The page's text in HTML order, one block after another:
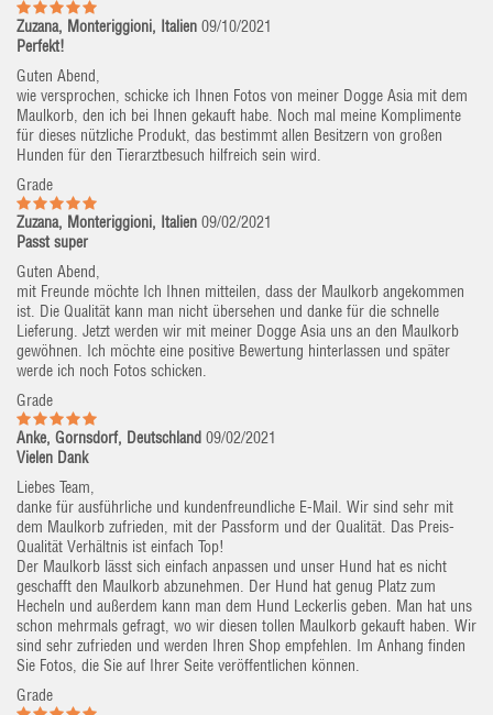
Zuzana, Monteriggioni, Italien 09/10/2021
Perfekt!
Guten Abend,
wie versprochen, schicke ich Ihnen Fotos von meiner Dogge Asia mit dem
Maulkorb, den ich bei Ihnen gekauft habe. Noch mal meine Komplimente
für dieses nützliche Produkt, das bestimmt allen Besitzern von großen
Hunden für den Tierarztbesuch hilfreich sein wird.
Grade
Zuzana, Monteriggioni, Italien 09/02/2021
Passt super
Guten Abend,
mit Freunde möchte Ich Ihnen mitteilen, dass der Maulkorb angekommen
ist. Die Qualität kann man nicht übersehen und danke für die schnelle
Lieferung. Jetzt werden wir mit meiner Dogge Asia uns an den Maulkorb
gewöhnen. Ich möchte eine positive Bewertung hinterlassen und später
werde ich noch Fotos schicken.
Grade
Anke, Gornsdorf, Deutschland 09/02/2021
Vielen Dank
Liebes Team,
danke für ausführliche und kundenfreundliche E-Mail. Wir sind sehr mit
dem Maulkorb zufrieden, mit der Passform und der Qualität. Das Preis-
Qualität Verhältnis ist einfach Top!
Der Maulkorb lässt sich einfach anpassen und unser Hund hat es nicht
geschafft den Maulkorb abzunehmen. Der Hund hat genug Platz zum
Hecheln und außerdem kann man dem Hund Leckerlis geben. Man hat uns
schon mehrmals gefragt, wo wir diesen tollen Maulkorb gekauft haben. Wir
sind sehr zufrieden und werden Ihren Shop empfehlen. Im Anhang finden
Sie Fotos, die Sie auf Ihrer Seite veröffentlichen können.
Grade